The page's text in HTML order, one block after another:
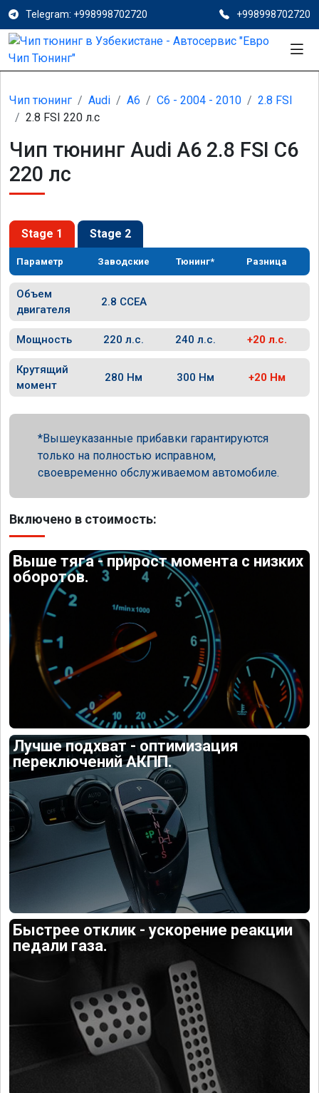
Telegram: +998998702720 +998998702720
Чип тюнинг Audi A6 C6 - 2004 - 2010
2.8 FSI
2.8 FSI 220 л.с
Чип тюнинг Audi A6 2.8 FSI C6
220 лс
Stage 1 Stage 2
Параметр Заводские Тюнинг* Разница
Объем
двигателя
2.8 CCEA
Мощность 220 л.с. 240 л.с. +20 л.с.
Крутящий
момент
280 Нм 300 Нм +20 Нм
Вышеуказанные прибавки гарантируются
только на полностью исправном,
своевременно обслуживаемом автомобиле.
Включено в стоимость:
Выше тяга - прирост момента с низких
оборотов.
Лучше подхват - оптимизация
переключений АКПП.
Быстрее отклик - ускорение реакции
педали газа.